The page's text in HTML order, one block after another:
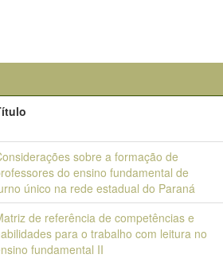
sobre a formação de
do ensino fundamental de
único na rede estadual do Paraná
de referência de competências e
para o trabalho com leitura no
fundamental II